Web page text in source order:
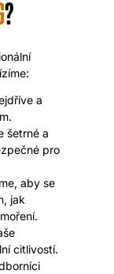
?
a
šetrné a
pro
aby se
jak
citlivostí.